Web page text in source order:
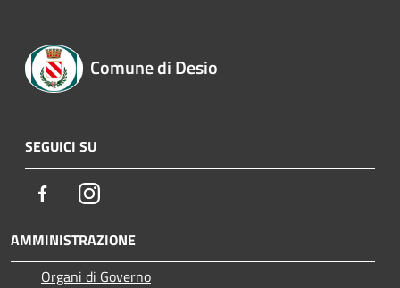
Comune di Desio
SEGUICI SU
FacebookInstagram
AMMINISTRAZIONE
Organi di Governo